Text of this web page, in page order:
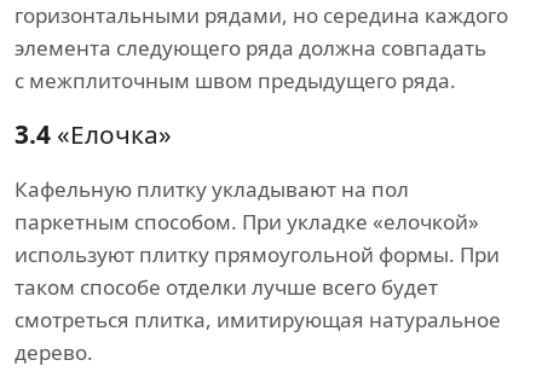
горизонтальными рядами, но середина каждого
элемента следующего ряда должна совпадать
с межплиточным швом предыдущего ряда.
3.4 «Елочка»
Кафельную плитку укладывают на пол
паркетным способом. При укладке «елочкой»
используют плитку прямоугольной формы. При
таком способе отделки лучше всего будет
смотреться плитка, имитирующая натуральное
дерево.